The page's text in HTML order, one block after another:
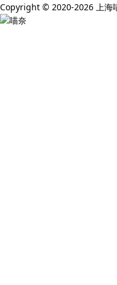
Copyright © 2020-2026 上海